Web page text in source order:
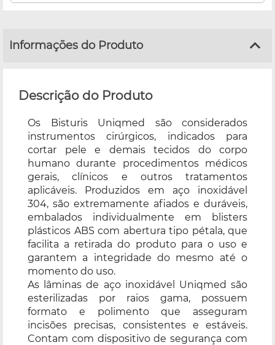
Informações do Produto
Descrição do Produto
Os Bisturis Uniqmed são considerados
instrumentos cirúrgicos, indicados para
cortar pele e demais tecidos do corpo
humano durante procedimentos médicos
gerais, clínicos e outros tratamentos
aplicáveis. Produzidos em aço inoxidável
304, são extremamente afiados e duráveis,
embalados individualmente em blisters
plásticos ABS com abertura tipo pétala, que
facilita a retirada do produto para o uso e
garantem a integridade do mesmo até o
momento do uso.
As lâminas de aço inoxidável Uniqmed são
esterilizadas por raios gama, possuem
formato e polimento que asseguram
incisões precisas, consistentes e estáveis.
Contam com dispositivo de segurança com